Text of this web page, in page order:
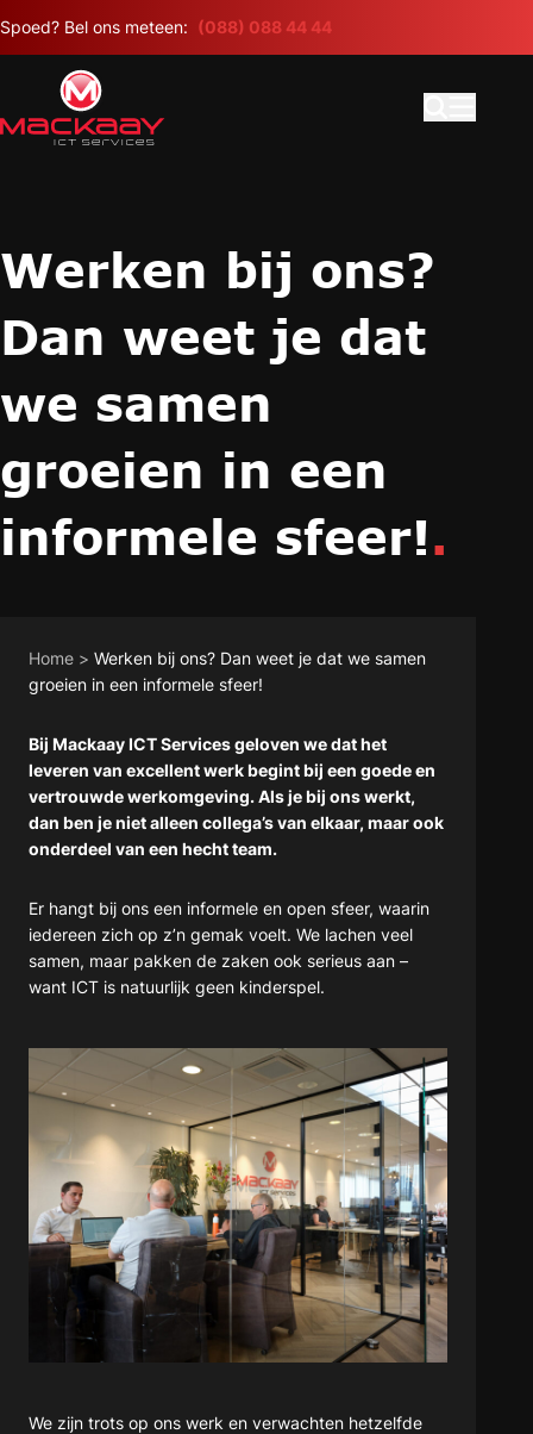
Spoed? Bel ons meteen: (088) 088 44 44
Werken bij ons?
Dan weet je dat
we samen
groeien in een
informele sfeer!.
Home > Werken bij ons? Dan weet je dat we samen
groeien in een informele sfeer!
Bij Mackaay ICT Services geloven we dat het
leveren van excellent werk begint bij een goede en
vertrouwde werkomgeving. Als je bij ons werkt,
dan ben je niet alleen collega’s van elkaar, maar ook
onderdeel van een hecht team.
Er hangt bij ons een informele en open sfeer, waarin
iedereen zich op z’n gemak voelt. We lachen veel
samen, maar pakken de zaken ook serieus aan –
want ICT is natuurlijk geen kinderspel.
We zijn trots op ons werk en verwachten hetzelfde